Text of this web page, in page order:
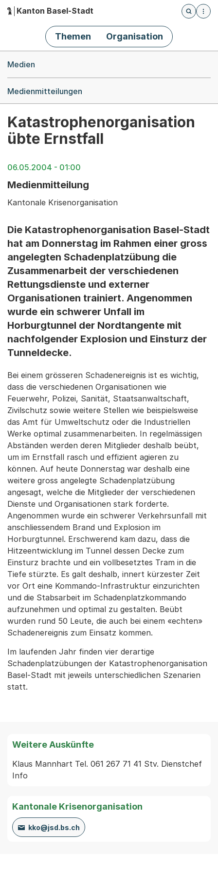
Hauptnavigation
Kanton Basel-Stadt
Öffnet
Themen Organisation
Medien
Medienmitteilungen
Katastrophenorganisation
übte Ernstfall
06.05.2004 - 01:00
Medienmitteilung
Kantonale Krisenorganisation
Die Katastrophenorganisation Basel-Stadt
hat am Donnerstag im Rahmen einer gross
angelegten Schadenplatzübung die
Zusammenarbeit der verschiedenen
Rettungsdienste und externer
Organisationen trainiert. Angenommen
wurde ein schwerer Unfall im
Horburgtunnel der Nordtangente mit
nachfolgender Explosion und Einsturz der
Tunneldecke.
Bei einem grösseren Schadenereignis ist es wichtig,
dass die verschiedenen Organisationen wie
Feuerwehr, Polizei, Sanität, Staatsanwaltschaft,
Zivilschutz sowie weitere Stellen wie beispielsweise
das Amt für Umweltschutz oder die Industriellen
Werke optimal zusammenarbeiten. In regelmässigen
Abständen werden deren Mitglieder deshalb beübt,
um im Ernstfall rasch und effizient agieren zu
können. Auf heute Donnerstag war deshalb eine
weitere gross angelegte Schadenplatzübung
angesagt, welche die Mitglieder der verschiedenen
Dienste und Organisationen stark forderte.
Angenommen wurde ein schwerer Verkehrsunfall mit
anschliessendem Brand und Explosion im
Horburgtunnel. Erschwerend kam dazu, dass die
Hitzeentwicklung im Tunnel dessen Decke zum
Einsturz brachte und ein vollbesetztes Tram in die
Tiefe stürzte. Es galt deshalb, innert kürzester Zeit
vor Ort eine Kommando-Infrastruktur einzurichten
und die Stabsarbeit im Schadenplatzkommando
aufzunehmen und optimal zu gestalten. Beübt
wurden rund 50 Leute, die auch bei einem «echten»
Schadenereignis zum Einsatz kommen.
Im laufenden Jahr finden vier derartige
Schadenplatzübungen der Katastrophenorganisation
Basel-Stadt mit jeweils unterschiedlichen Szenarien
statt.
Weitere Auskünfte
Klaus Mannhart Tel. 061 267 71 41 Stv. Dienstchef
Info
Kantonale Krisenorganisation
kko@jsd.bs.ch